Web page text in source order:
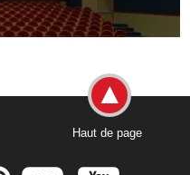
Haut de page